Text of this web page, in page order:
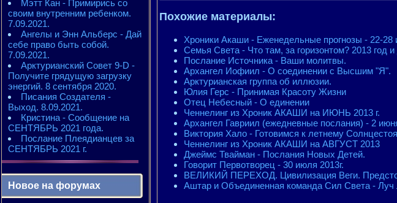
Мэтт Кан - Примирись со
своим внутренним ребенком.
7.09.2021.
Ангелы и Энн Альберс - Дай
себе право быть собой.
7.09.2021.
Арктурианский Совет 9-D -
Получите грядущую загрузку
энергий. 8 сентября 2020.
Писания Создателя -
Выход. 8.09.2021.
Кристина - Сообщение на
СЕНТЯБРЬ 2021 года.
Послание Плеядианцев за
СЕНТЯБРЬ 2021 г.
Новое на форумах
Похожие материалы:
Хроники Акаши - Еженедельные прогнозы - 22-28
Семья Света - Что там, за горизонтом? 2013 год
Послание Источника - Ваши молитвы.
Архангел Иофиил - О соединении с Высшим "Я".
Арктурианская группа об иллюзии.
Юлия Герс - Принимая Красоту Жизни
Отец Небесный - О единении
Ченнелинг из Хроник АКАШИ на ИЮНЬ 2013 г.
Архангел Гавриил (ежедневные послания) - 2
Виктория Хало - Готовимся к летнему
Ченнелинг из Хроник АКАШИ на АВГУСТ 2013
Джеймс Твайман - Послания Новых Детей.
Говорит Первотворец - 30 июля 2013г.
ВЕЛИКИЙ ПЕРЕХОД. Цивилизация Веги.
Аштар и Объединенная команда Сил Света - Луч